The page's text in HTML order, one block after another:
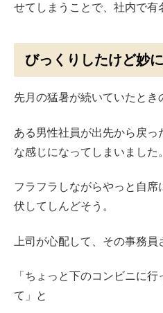
せてしまうことで、社内で有
びっくりしたけど妙
先月の猛暑が続いていたとき
ある男性社員が出先から戻っ
な感じになってしまいました。
フラフラしながらやっと自席
伏してしんどそう。
上司が心配して、その事務員
「ちょっと下のコンビニに
て」と